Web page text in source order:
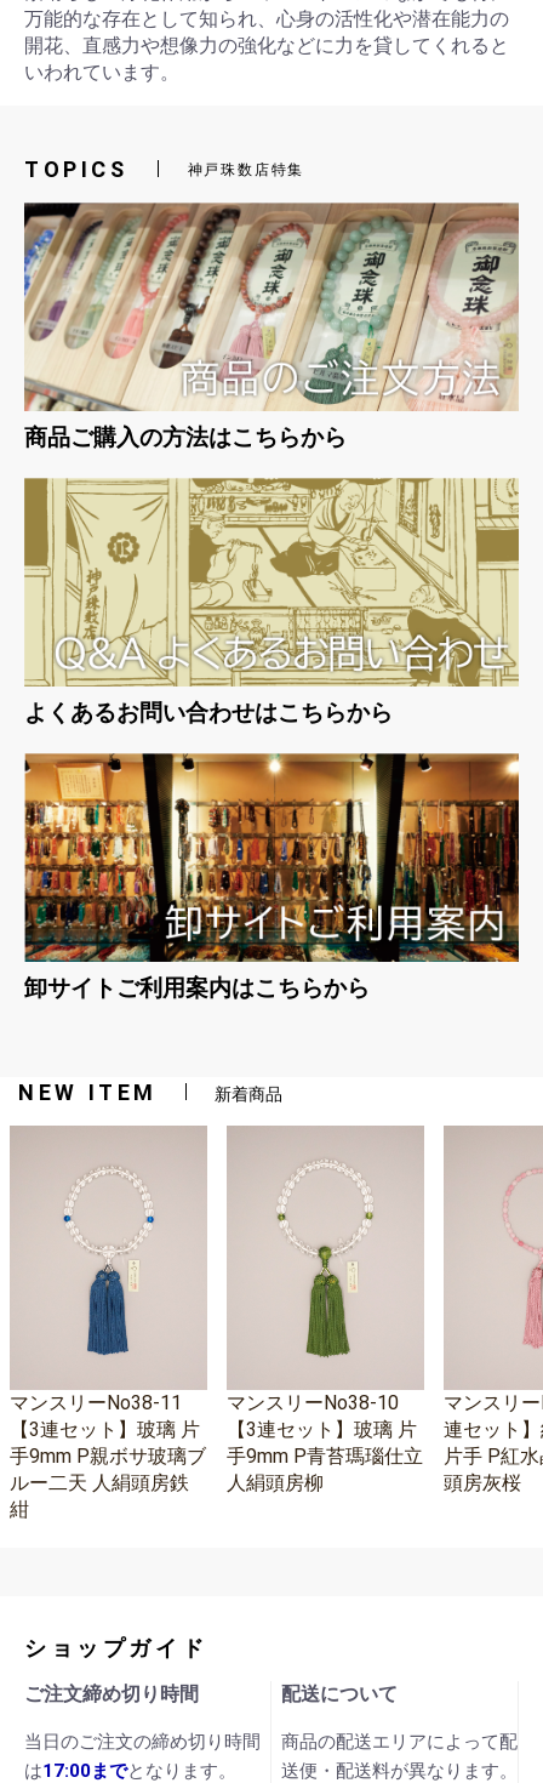
万能的な存在として知られ、心身の活性化や潜在能力の
開花、直感力や想像力の強化などに力を貸してくれると
いわれています。
TOPICS 神戸珠数店特集
商品ご購入の方法はこちらから
よくあるお問い合わせはこちらから
卸サイトご利用案内はこちらから
NEW ITEM 新着商品
マンスリーNo38-11
【3連セット】玻璃 片
手9mm P親ボサ玻璃ブ
ルー二天 人絹頭房鉄
紺
マンスリーNo38-10
【3連セット】玻璃 片
手9mm P青苔瑪瑙仕立
人絹頭房柳
マンスリ
連セット
片手 P紅
頭房灰桜
ショップガイド
ご注文締め切り時間
当日のご注文の締め切り時間
は17:00までとなります。
配送について
商品の配送エリアによって配
送便・配送料が異なります。